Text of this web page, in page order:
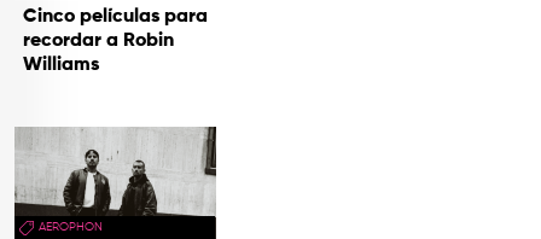
Cinco películas para
recordar a Robin
Williams
AEROPHON